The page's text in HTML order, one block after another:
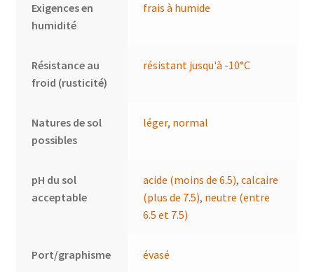
Exigences en
humidité
frais à humide
Résistance au
froid (rusticité)
résistant jusqu'à -10°C
Natures de sol
possibles
léger, normal
pH du sol
acceptable
acide (moins de 6.5),calcaire
(plus de 7.5), neutre (entre
6.5 et 7.5)
Port/graphisme évasé